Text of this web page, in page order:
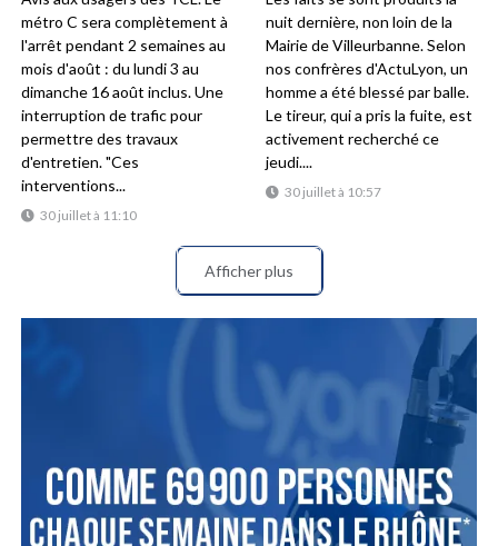
30 juillet à 11:10
métro C sera complètement à
l'arrêt pendant 2 semaines au
mois d'août : du lundi 3 au
dimanche 16 août inclus. Une
interruption de trafic pour
permettre des travaux
d'entretien. "Ces
interventions...
30 juillet à 10:57
nuit dernière, non loin de la
Mairie de Villeurbanne. Selon
nos confrères d'ActuLyon, un
homme a été blessé par balle.
Le tireur, qui a pris la fuite, est
activement recherché ce
jeudi....
Afficher plus